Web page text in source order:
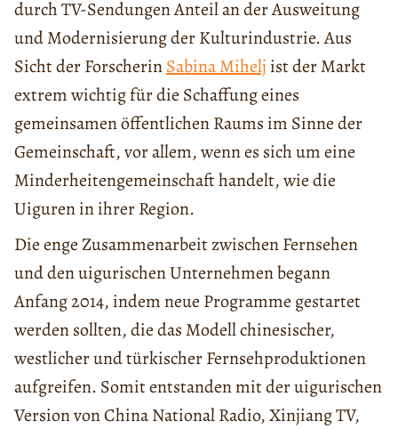
durch TV-Sendungen Anteil an der Ausweitung
und Modernisierung der Kulturindustrie. Aus
Sicht der ForscherinSabina Mihelj ist der Markt
extrem wichtig für die Schaffung eines
gemeinsamen öffentlichen Raums im Sinne der
Gemeinschaft, vor allem, wenn es sich um eine
Minderheitengemeinschaft handelt, wie die
Uiguren in ihrer Region.
Die enge Zusammenarbeit zwischen Fernsehen
und den uigurischen Unternehmen begann
Anfang 2014, indem neue Programme gestartet
werden sollten, die das Modell chinesischer,
westlicher und türkischer Fernsehproduktionen
aufgreifen. Somit entstanden mit der uigurischen
Version von China National Radio, Xinjiang TV,